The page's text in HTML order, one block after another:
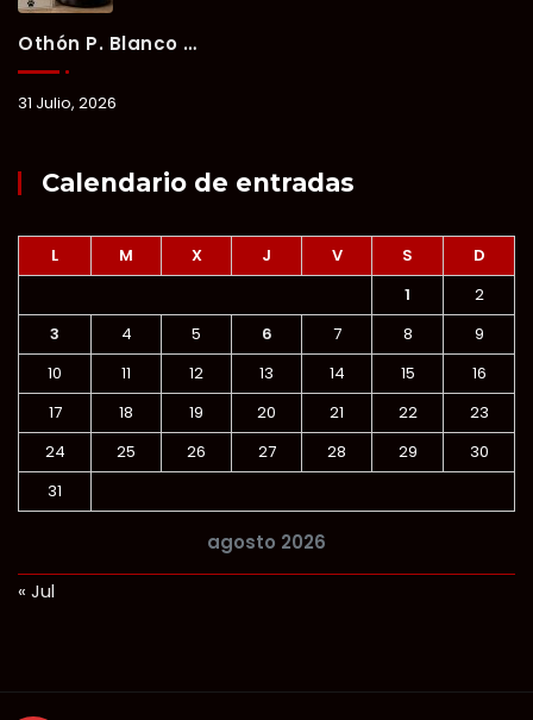
Othón P. Blanco Refrenda Su Compromiso Contra El Maltrato Animal: Vinculan A Proceso A Presunto Responsable Tras Denuncia Del Ayuntamiento.
31 Julio, 2026
Calendario de entradas
agosto 2026
L M X J V S
D
1
2
3
4 5 6 7 8
9
10
11 12 13 14 15
16
17
18 19 20 21 22
23
24
25 26 27 28 29
30
31
« Jul